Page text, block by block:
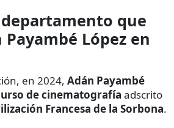
que
López en
en 2024, Adán Payambé
de cinematografía adscrito
Francesa de la Sorbona.